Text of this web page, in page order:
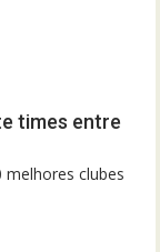
times entre
clubes